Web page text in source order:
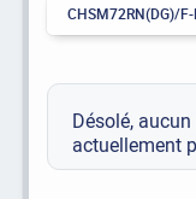
CHSM72RN(DG)/
Désolé,
actuellement